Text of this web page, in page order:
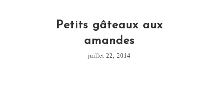
Petits gâteaux aux
amandes
juillet 22, 2014